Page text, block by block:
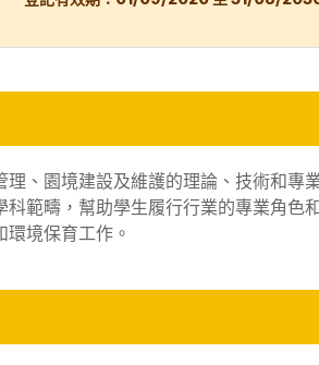
、園境建設及維護的理論、技術和專
範疇，幫助學生履行行業的專業角色
境保育工作。